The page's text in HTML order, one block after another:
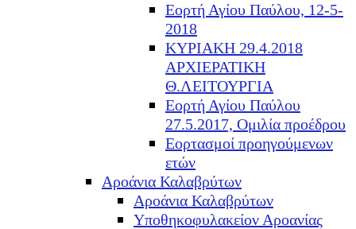
Εορτή Αγίου Παύλου, 12-5-
2018
ΚΥΡΙΑΚΗ 29.4.2018
ΑΡΧΙΕΡΑΤΙΚΗ
Θ.ΛΕΙΤΟΥΡΓΙΑ
Εορτή Αγίου Παύλου
27.5.2017, Ομιλία προέδρου
Εορτασμοί προηγούμενων
ετών
Αροάνια Καλαβρύτων
Αροάνια Καλαβρύτων
Υποθηκοφυλακείον Αροανίας